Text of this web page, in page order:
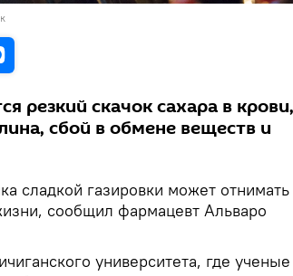
резкий скачок сахара в крови,
сбой в обмене веществ и
сладкой газировки может отнимать
сообщил фармацевт Альваро
университета, где ученые